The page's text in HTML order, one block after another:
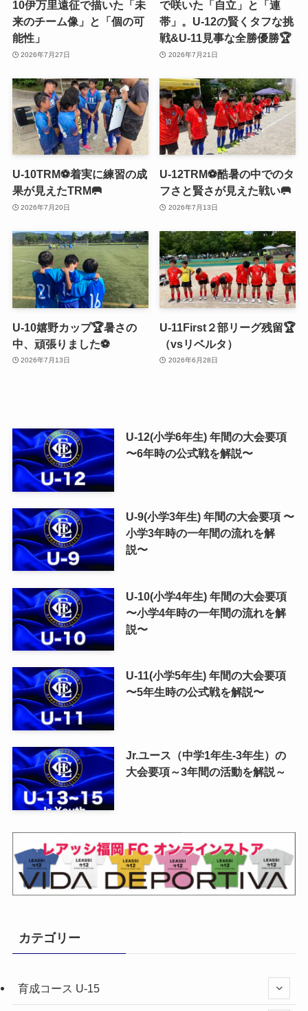
10伊万里遠征で描いた「未
来のチーム像」と「個の可
能性」
2026年7月27日
で咲いた「自立」と「連
帯」。U-12の賢くタフな挑
戦&U-11見事な全勝優勝🏆
2026年7月21日
U-10TRM⚽️着実に練習の成
果が見えたTRM🥅
2026年7月20日
U-12TRM⚽️酷暑の中でのタ
フさと賢さが見えた戦い🥅
2026年7月13日
U-10嬉野カップ🏆暑さの
中、頑張りました⚽️
2026年7月13日
U-11First２部リーグ残留🏆
（vsリベルタ）
2026年6月28日
U-12(小学6年生) 年間の大会要項
〜6年時の公式戦を解説〜
U-9(小学3年生) 年間の大会要項 〜
小学3年時の一年間の流れを解
説〜
U-10(小学4年生) 年間の大会要項
〜小学4年時の一年間の流れを解
説〜
U-11(小学5年生) 年間の大会要項
〜5年生時の公式戦を解説〜
Jr.ユース（中学1年生-3年生）の
大会要項～3年間の活動を解説～
カテゴリー
育成コース U-15